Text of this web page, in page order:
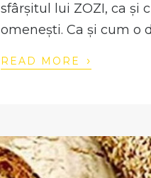
sfârșitul lui ZOZI, ca și
omenești. Ca și cum o
READ MORE ›